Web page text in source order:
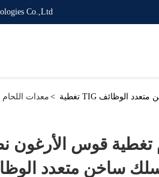
Co.,Ltd.
معدات اللحام >
تغطية قوس الأرغون